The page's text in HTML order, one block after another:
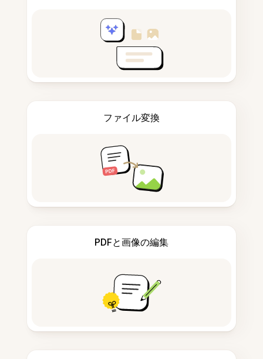
ファイル変換
PDFと画像の編集